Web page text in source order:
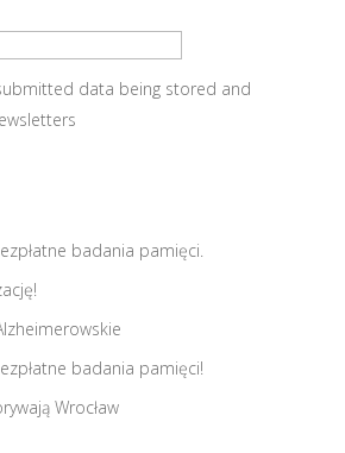
data being stored and
badania pamięci.
badania pamięci!
Wrocław